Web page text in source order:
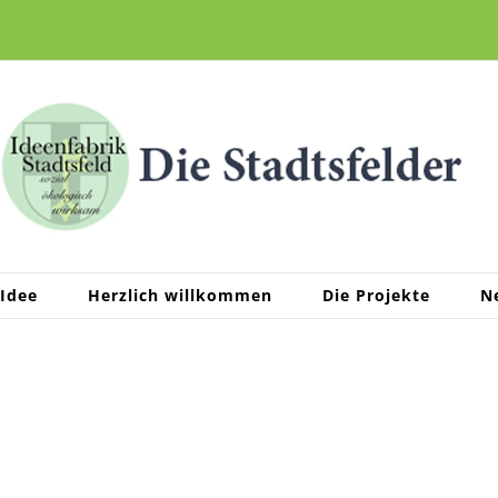
Herzlich willkommen Die Projekte